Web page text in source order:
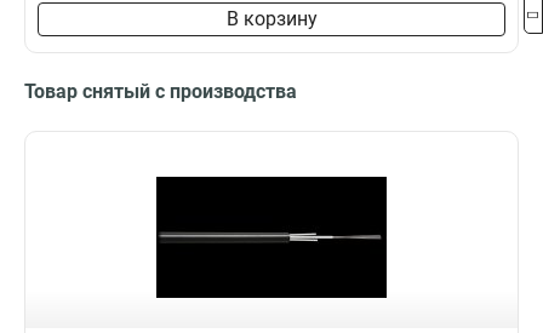
В корзину
Товар снятый с производства